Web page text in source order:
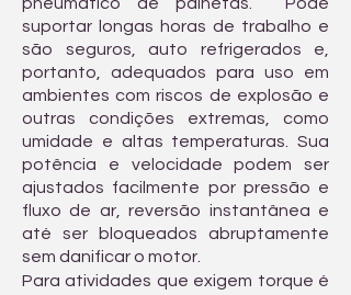
suportar longas horas de trabalho e
são seguros, auto refrigerados e,
portanto, adequados para uso em
ambientes com riscos de explosão e
outras condições extremas, como
umidade e altas temperaturas. Sua
potência e velocidade podem ser
ajustados facilmente por pressão e
fluxo de ar, reversão instantânea e
até ser bloqueados abruptamente
sem danificar o motor.
Para atividades que exigem torque é